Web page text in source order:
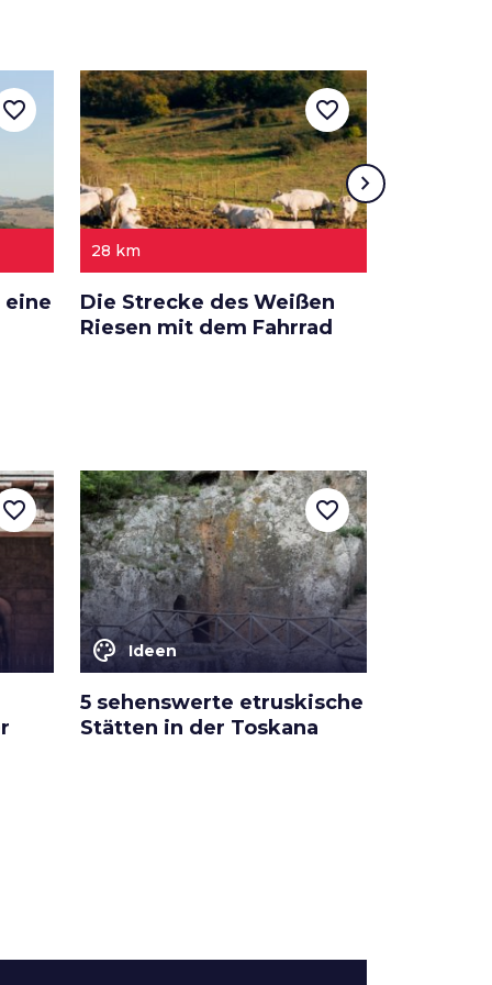
eine
favorite_border
28 km
Die Strecke des Weißen
Riesen mit dem Fahrrad
favorite_border
chevron_right
favorite_border
color_lens Ideen
5 sehenswerte etruskische
Stätten in der Toskana
favorite_border